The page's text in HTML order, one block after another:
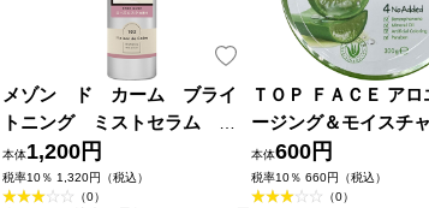
メゾン ド カーム ブライ
トニング ミストセラム ロ
ーズムスク ２００ｍｌ ナリス
化粧品 (医薬部外品)
本体1,200円
税率10％ 1,320円（税込）
（0）
ＴＯＰ ＦＡＣＥ アロ
ージング＆モイスチャ
ル ３００ｇ 韓国高麗
本体600円
税率10％ 660円（税込）
（0）